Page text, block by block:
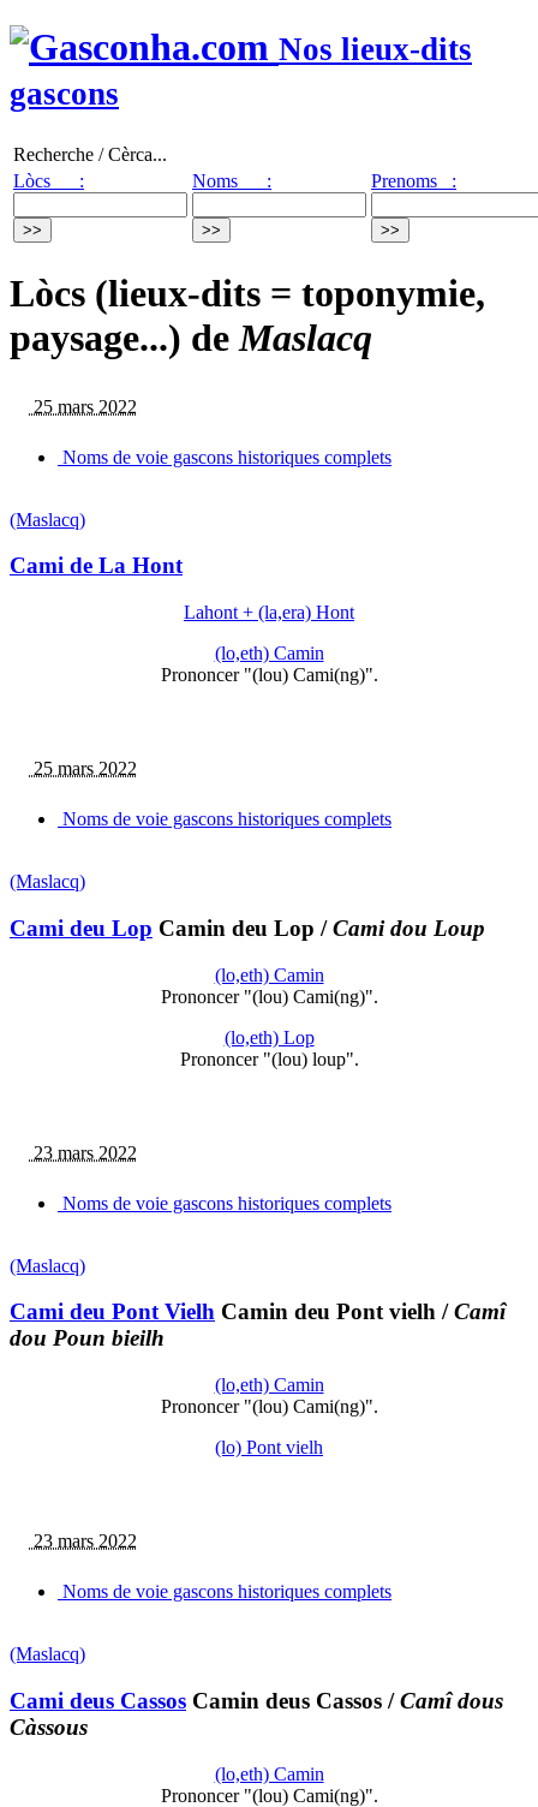
Nos lieux-dits
gascons
Recherche / Cèrca...
Lòcs :
Noms : Prenoms :
Lòcs (lieux-dits = toponymie,
paysage...) deMaslacq
25 mars 2022
Noms de voie gascons historiques complets
(Maslacq)
Cami de La Hont
Lahont + (la,era) Hont
(lo,eth) Camin
Prononcer "(lou) Cami(ng)".
25 mars 2022
Noms de voie gascons historiques complets
(Maslacq)
Cami deu Lop Camin deu Lop /Cami dou Loup
(lo,eth) Camin
Prononcer "(lou) Cami(ng)".
(lo,eth) Lop
Prononcer "(lou) loup".
23 mars 2022
Noms de voie gascons historiques complets
(Maslacq)
Cami deu Pont Vielh Camin deu Pont vielh /Camî
dou Poun bieilh
(lo,eth) Camin
Prononcer "(lou) Cami(ng)".
(lo) Pont vielh
23 mars 2022
Noms de voie gascons historiques complets
(Maslacq)
Cami deus Cassos Camin deus Cassos /Camî dous
Càssous
(lo,eth) Camin
Prononcer "(lou) Cami(ng)".